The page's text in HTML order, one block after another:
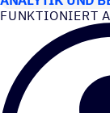
FUNK­TIO­NIERT